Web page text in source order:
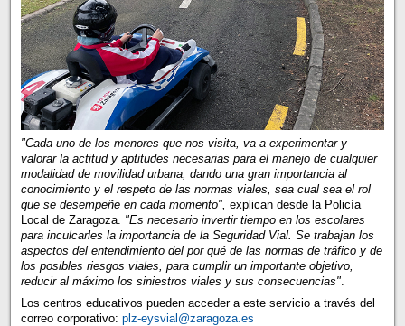
"Cada uno de los menores que nos visita, va a experimentar y
valorar la actitud y aptitudes necesarias para el manejo de cualquier
modalidad de movilidad urbana, dando una gran importancia al
conocimiento y el respeto de las normas viales, sea cual sea el rol
que se desempeñe en cada momento", explican desde la Policía
Local de Zaragoza. "Es necesario invertir tiempo en los escolares
para inculcarles la importancia de la Seguridad Vial. Se trabajan los
aspectos del entendimiento del por qué de las normas de tráfico y de
los posibles riesgos viales, para cumplir un importante objetivo,
reducir al máximo los siniestros viales y sus consecuencias".
Los centros educativos pueden acceder a este servicio a través del
correo corporativo: plz-eysvial@zaragoza.es